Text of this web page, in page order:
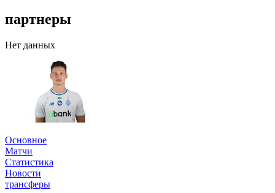
партнеры
Нет данных
Основное
Матчи
Статистика
Новости
трансферы